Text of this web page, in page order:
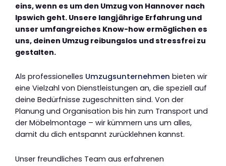
eins, wenn es um den Umzug von Hannover nach
Ipswich geht. Unsere langjährige Erfahrung und
unser umfangreiches Know-how ermöglichen es
uns, deinen Umzug reibungslos und stressfrei zu
gestalten.
Als professionelles Umzugsunternehmen bieten wir
eine Vielzahl von Dienstleistungen an, die speziell auf
deine Bedürfnisse zugeschnitten sind. Von der
Planung und Organisation bis hin zum Transport und
der Möbelmontage – wir kümmern uns um alles,
damit du dich entspannt zurücklehnen kannst.
Unser freundliches Team aus erfahrenen